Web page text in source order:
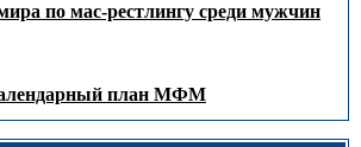
по мас-рестлингу среди мужчин
план МФМ